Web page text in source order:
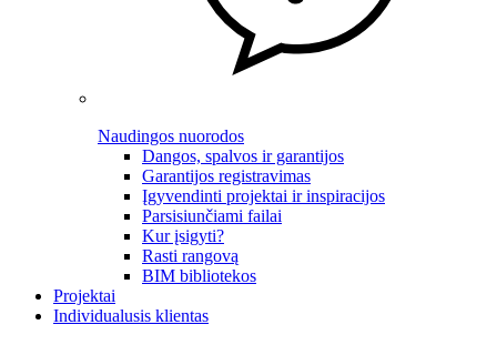
Naudingos nuorodos
Dangos, spalvos ir garantijos
Garantijos registravimas
Įgyvendinti projektai ir inspiracijos
Parsisiunčiami failai
Kur įsigyti?
Rasti rangovą
BIM bibliotekos
Projektai
Individualusis klientas